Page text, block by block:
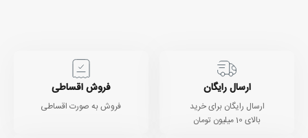
ارسال رایگان
ارسال رایگان برای خرید
بالای 10 میلیون تومان
فروش اقساطی
فروش به صورت اقساطی